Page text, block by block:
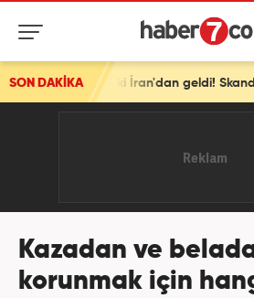
SON DAKİKA
İran'dan geldi! Skandal "Mekke
Kazadan ve
korunmak için